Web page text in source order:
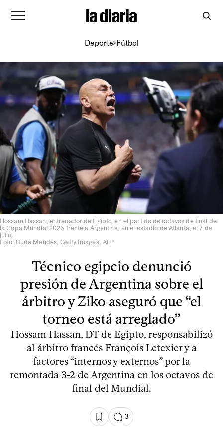
Deporte Fútbol
Hossam Hassan, entrenador de Egipto, en el partido de octavos de final de
la Copa Mundial 2026 frente a Argentina, en el estadio de Atlanta, el 7 de
julio.
Foto: Buda Mendes, Getty Images, AFP
Técnico egipcio denunció
presión de Argentina sobre el
árbitro y Ziko aseguró que “el
torneo está arreglado”
Hossam Hassan, DT de Egipto, responsabilizó
al árbitro francés François Letexier y a
factores “internos y externos” por la
remontada 3-2 de Argentina en los octavos de
final del Mundial.
3